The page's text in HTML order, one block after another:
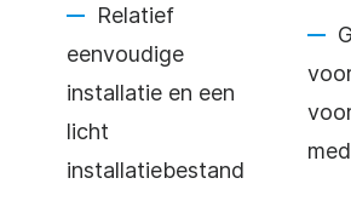
Relatief
eenvoudige
installatie en een
licht
installatiebestand